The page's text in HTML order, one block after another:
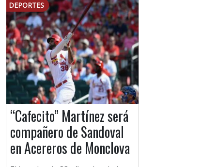
DEPORTES
“Cafecito” Martínez será
compañero de Sandoval
en Acereros de Monclova